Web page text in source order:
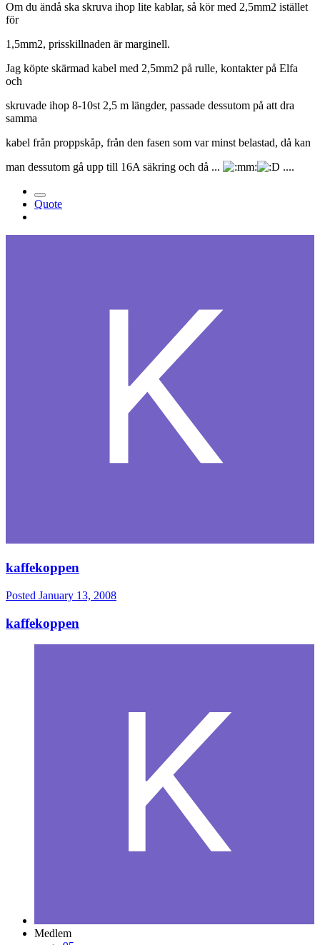
Om du ändå ska skruva ihop lite kablar, så kör med 2,5mm2 istället
för
1,5mm2, prisskillnaden är marginell.
Jag köpte skärmad kabel med 2,5mm2 på rulle, kontakter på Elfa
och
skruvade ihop 8-10st 2,5 m längder, passade dessutom på att dra
samma
kabel från proppskåp, från den fasen som var minst belastad, då kan
man dessutom gå upp till 16A säkring och då ...
....
Quote
kaffekoppen
Posted January 13, 2008
kaffekoppen
Medlem